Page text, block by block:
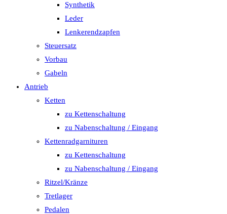
Synthetik
Leder
Lenkerendzapfen
Steuersatz
Vorbau
Gabeln
Antrieb
Ketten
zu Kettenschaltung
zu Nabenschaltung / Eingang
Kettenradgarnituren
zu Kettenschaltung
zu Nabenschaltung / Eingang
Ritzel/Kränze
Tretlager
Pedalen